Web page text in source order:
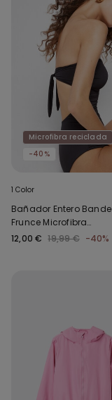
Microfibra reciclada
-40%
1 Color
Bañador Entero
Frunce Microfibra
Reciclada
12,00 € 19,99 € -40%